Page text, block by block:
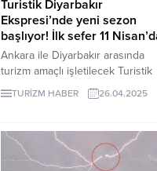
Turistik Diyarbakır
Ekspresi’nde yeni sezon
başlıyor! İlk sefer 11
Ankara ile Diyarbakır arasında
turizm amaçlı işletilecek Turistik
Diyarbakır Ekspresi'nin yeni
sezonunun ilk seferi 11 Nisan'da
Bakanı Abdulkadir Uraloğlu,
konuya yönelik açıklamada
bulundu.
TURİZM HABER 26.04.2025